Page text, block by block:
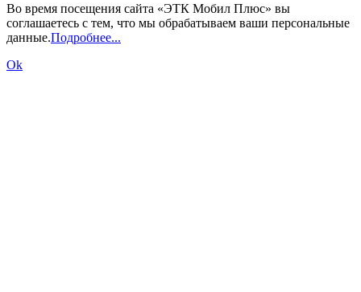
Во время посещения сайта «ЭТК Мобил Плюс» вы
соглашаетесь с тем, что мы обрабатываем ваши персональные
данные.Подробнее...
Ok